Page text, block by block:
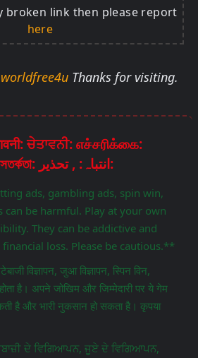
broken link then please report
here
worldfree4u Thanks for visiting.
ਚੇਤਾਵਨੀ: எச்சரிக்கை:
హెచ్చరిక: ಎಚ್ಚರಿಕೆ: সতর্কতা: انتباہ: , تحذير:
ads, gambling ads, spin win,
can be harmful. Play at your own
They can be addictive and
loss. Please be cautious.**
विज्ञापन, जुआ विज्ञापन, स्पिन विन,
है। अपने जोखिम और जिम्मेदारी पर ये गेम
है और भारी नुकसान हो सकता है। कृपया
ਦੇ ਵਿਗਿਆਪਨ, ਜੂਏ ਦੇ ਵਿਗਿਆਪਨ,